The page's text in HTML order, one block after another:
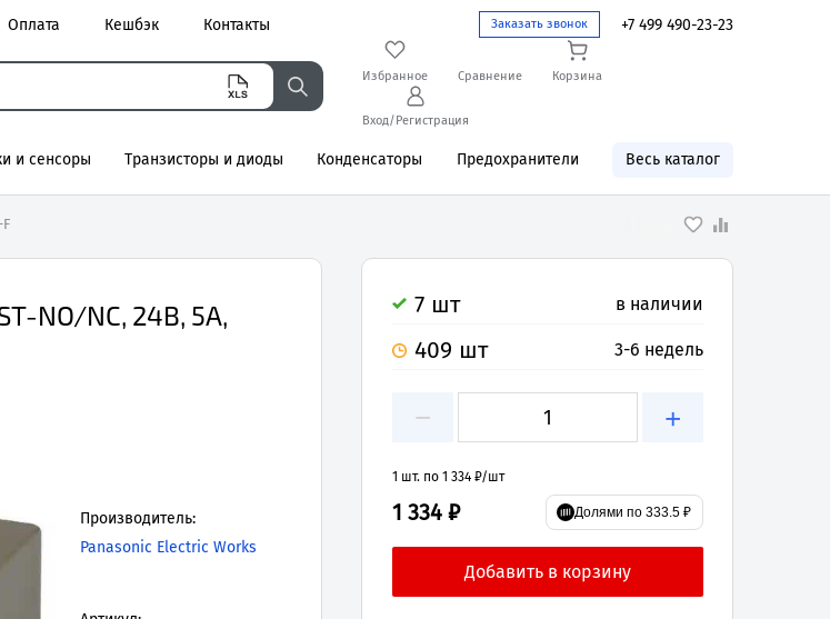
Заказать звонок +7 499 490-23-23
Оплата Кешбэк Контакты
Избранное Сравнение Корзина
Вход/Регистрация
и сенсоры Транзисторы и диоды Конденсаторы Предохранители Весь каталог
F
NO/NC, 24В, 5А,
Производитель:
Panasonic Electric Works
7 шт в наличии
409 шт 3-6 недель
− +
1 шт. по 1 334 ₽/шт
1 334 ₽ Долями по 333.5 ₽